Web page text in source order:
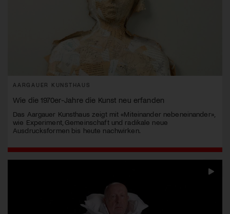
AARGAUER KUNSTHAUS
Wie die 1970er-Jahre die Kunst neu erfanden
Das Aargauer Kunsthaus zeigt mit «Miteinander nebeneinander»,
wie Experiment, Gemeinschaft und radikale neue
Ausdrucksformen bis heute nachwirken.